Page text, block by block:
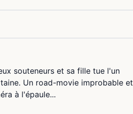
souteneurs et sa fille tue l'un
Un road-movie improbable et
à l'épaule...